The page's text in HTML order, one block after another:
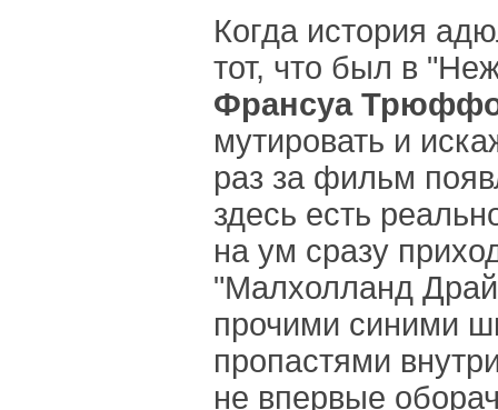
Когда история
тот, что был в
Франсуа
мутировать и
раз за фильм
здесь есть
на ум сразу
"Малхолланд
прочими синими
пропастями
не впервые